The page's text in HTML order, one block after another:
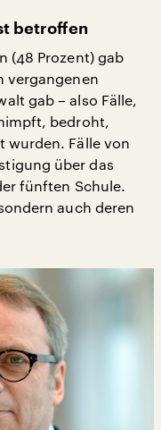
betroffen
(48 Prozent) gab
vergangenen
gab – also Fälle,
bedroht,
wurden. Fälle von
über das
fünften Schule.
auch deren